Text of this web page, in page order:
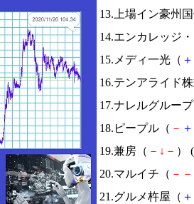
13.上場イン豪州
14.エンカレッジ
15.メディ一光（ ＋
16.テンアライド
17.ナレルグルー
18.ピープル（ － ＋
19.兼房（ － ↓ － ） (
20.マルイチ（ － －
21.グルメ杵屋（ ＋